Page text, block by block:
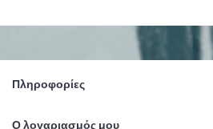
Πληροφορίες
Ο λογαριασμός μου